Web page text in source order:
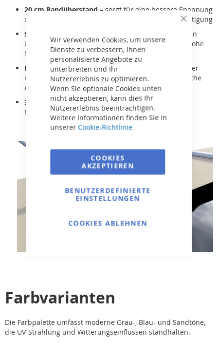
Close
Cookie
Bar
Wir verwenden Cookies, um unsere
Dienste zu verbessern, Ihnen
personalisierte Angebote zu
unterbreiten und Ihr
Nutzererlebnis zu optimieren.
Wenn Sie optionale Cookies unten
nicht akzeptieren, kann dies Ihr
Nutzererlebnis beeinträchtigen.
Weitere Informationen finden Sie in
unserer Cookie-Richtlinie
COOKIES
AKZEPTIEREN
BENUTZERDEFINIERTE
EINSTELLUNGEN
COOKIES ABLEHNEN
20 cm Randüberstand – sorgt für eine bessere Spannung
der Plane über dem Pool und für eine stabile Befestigung
Spannende Aluminiumrohre
– in speziellen Taschen
über die Breite der Plane platziert, gewährleisten hohe
Stabilität und einfaches Spannen
Manuelle Aufrollung – einfache Handhabung mit der
mitgelieferten Kurbel (auf Wunsch auch automatische
Aufrollung möglich)
3-Jahres-Garantie– Qualitätsgarantie direkt vom
Hersteller
Farbvarianten
Die Farbpalette umfasst moderne Grau-, Blau- und Sandtöne,
die UV-Strahlung und Witterungseinflüssen standhalten.